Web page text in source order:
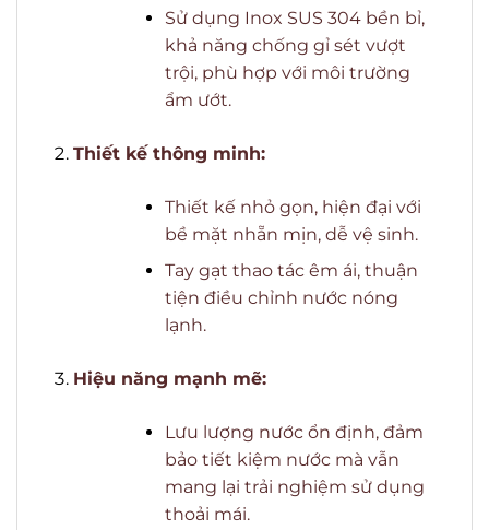
Sử dụng Inox SUS 304 bền bỉ,
khả năng chống gỉ sét vượt
trội, phù hợp với môi trường
ẩm ướt.
Thiết kế thông minh:
Thiết kế nhỏ gọn, hiện đại với
bề mặt nhẵn mịn, dễ vệ sinh.
Tay gạt thao tác êm ái, thuận
tiện điều chỉnh nước nóng
lạnh.
Hiệu năng mạnh mẽ:
Lưu lượng nước ổn định, đảm
bảo tiết kiệm nước mà vẫn
mang lại trải nghiệm sử dụng
thoải mái.